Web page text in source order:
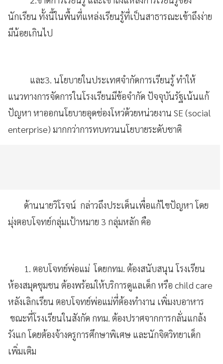
นักเรียน ทั้งนี้ในพื้นที่แหล่งเรียนรู้ที่เป็นสาธารณะเข้าถึงง่าย
มีน้อยเกินไป
และ3. นโยบายในประเทศจำกัดการเรียนรู้ ทำให้
แนวทางการจัดการในโรงเรียนมีข้อจำกัด ปัจจุบันรัฐเน้นแก้
ปัญหา หาออกนโยบายอุดช่องโหว่ด้วยหน่วยงาน SE (social
enterprise) มากกว่าการทบทวนนโยบายระดับชาติ
ด้านนายวิโรจน์ กล่าวถึงประเด็นเพื่อแก้ไขปัญหา โดย
มุ่งตอบโจทย์กลุ่มเป้าหมาย 3 กลุ่มหลัก คือ
1. ตอบโจทย์พ่อแม่ โดยกทม. ต้องสนับสนุน โรงเรียน
ห้องสมุดชุมชน ต้องพร้อมให้บริการดูแลเด็ก หรือ child care
หลังเลิกเรียน ตอบโจทย์พ่อแม่ที่ต้องทำงาน เพิ่มงบอาหาร
ขณะที่โรงเรียนในสังกัด กทม. ต้องปราศจากการกลั่นแกล้ง
รังแก โดยต้องจ้างครูการศึกษาพิเศษ และนักจิตวิทยาเด็ก
เพิ่มเติม